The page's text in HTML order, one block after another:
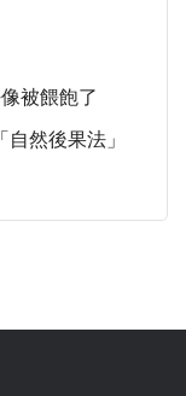
被餵飽了
然後果法」